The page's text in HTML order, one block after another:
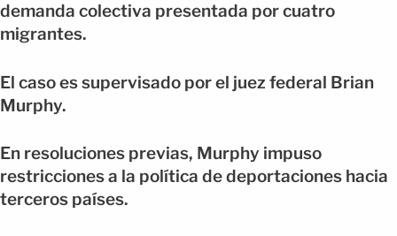
demanda colectiva presentada por cuatro
migrantes.
El caso es supervisado por el juez federal Brian
Murphy.
En resoluciones previas, Murphy impuso
restricciones a la política de deportaciones hacia
terceros países.